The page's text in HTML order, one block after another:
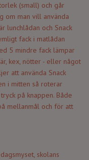
(small) och går
om man vill använda
lunchlådan och Snack
fack i matlådan
5 mindre fack lämpar
kex, nötter - eller något
att använda Snack
i mitten så roterar
på knappen. Både
mellanmål och för att
skolans